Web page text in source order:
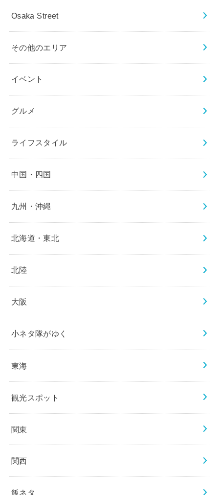
Osaka Street
その他のエリア
イベント
グルメ
ライフスタイル
中国・四国
九州・沖縄
北海道・東北
北陸
大阪
小ネタ隊がゆく
東海
観光スポット
関東
関西
飯ネタ